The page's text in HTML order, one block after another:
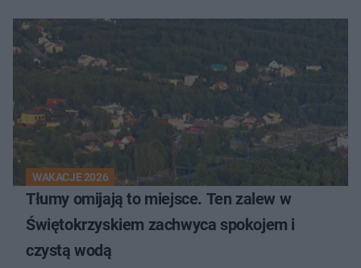
WAKACJE 2026
Tłumy omijają to miejsce. Ten zalew w
Świętokrzyskiem zachwyca spokojem i
czystą wodą